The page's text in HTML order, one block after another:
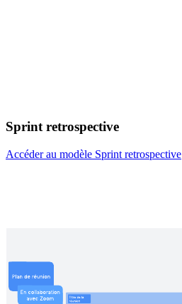
Sprint retrospective
Accéder au modèle Sprint retrospective